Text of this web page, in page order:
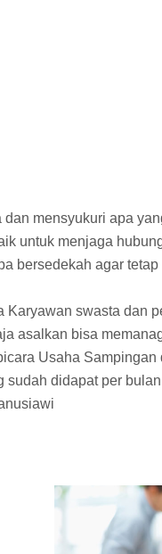
dan mensyukuri apa
untuk menjaga
bersedekah agar
Karyawan swasta dan
asalkan bisa
Usaha
sudah didapat per